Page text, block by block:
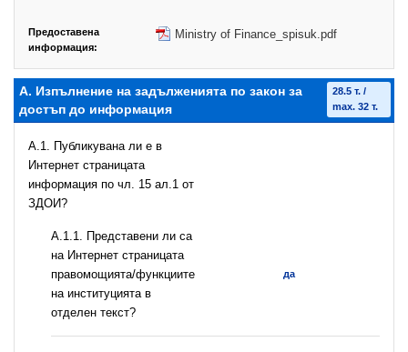
Предоставена
информация:
Ministry of Finance_spisuk.pdf
А. Изпълнение на задълженията по закон за
достъп до информация
28.5 т. /
max. 32 т.
A.1. Публикувана ли е в
Интернет страницата
информация по чл. 15 ал.1 от
ЗДОИ?
А.1.1. Представени ли са
на Интернет страницата
правомощията/функциите
на институцията в
отделен текст?
да